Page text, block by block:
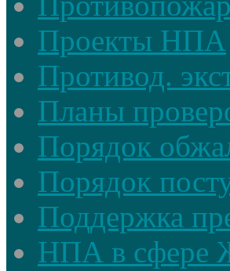
Проекты НПА
Противод.
Планы
Порядок
Порядок
Поддержка
НПА в сфере